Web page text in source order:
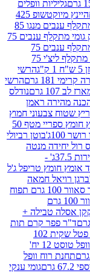
וופלים
היינץ מיוקטשופ 425
ממתק גומי מתקלף ענבים מנגו 85
ממתק גומי מתקלף ענבים 75
ממתק גומי מתקלף ענבים 75
ממתק גומי מתקלף ליצ'י 75
הרשי
הרשי
נודלס
חמוץ
עיד אומץ חומץ ספריי מטף 50
בוטן רביולי
-
טריפל ג'ל
קנדי שוגר סאוור 100 גרם תפוח
+
קרם תות
פאצ' פטל שקית 102
וופל ג'נסן-וופל טוסט 12 יח'
וופל
גומי ענקי